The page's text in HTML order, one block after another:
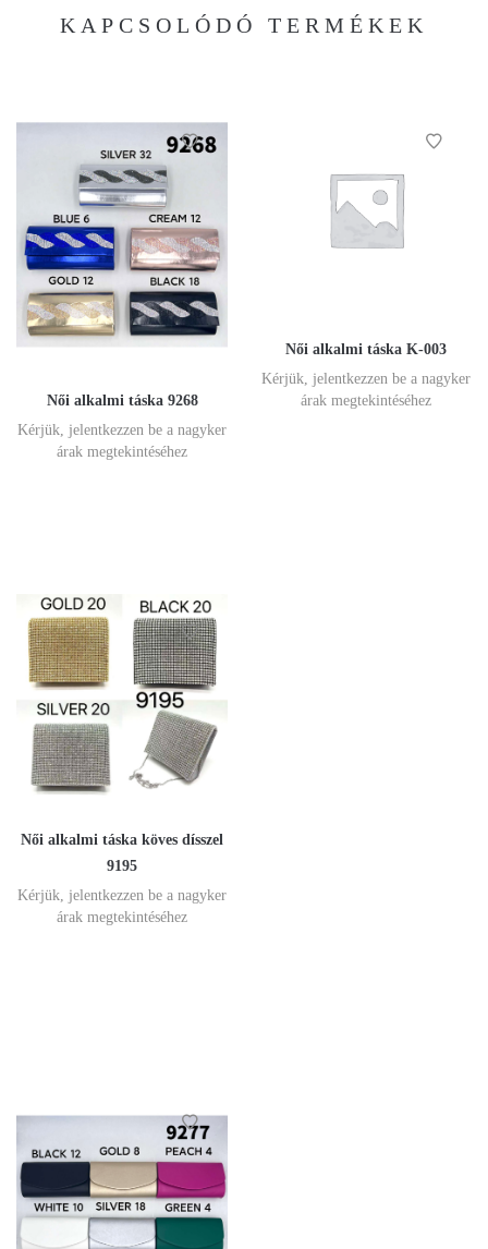
KAPCSOLÓDÓ TERMÉKEK
Női alkalmi táska 9268
Kérjük, jelentkezzen be a nagyker
árak megtekintéséhez
Női alkalmi táska K-003
Kérjük, jelentkezzen be a nagyker
árak megtekintéséhez
Női alkalmi táska köves dísszel
9195
Kérjük, jelentkezzen be a nagyker
árak megtekintéséhez